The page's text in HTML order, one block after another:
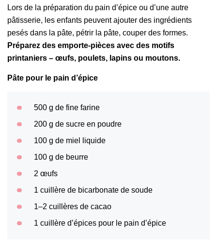
Lors de la préparation du pain d’épice ou d’une autre
pâtisserie, les enfants peuvent ajouter des ingrédients
pesés dans la pâte, pétrir la pâte, couper des formes.
Préparez des emporte-pièces avec des motifs
printaniers – œufs, poulets, lapins ou moutons.
Pâte pour le pain d’épice
500 g de fine farine
200 g de sucre en poudre
100 g de miel liquide
100 g de beurre
2 œufs
1 cuillère de bicarbonate de soude
1–2 cuillères de cacao
1 cuillère d’épices pour le pain d’épice